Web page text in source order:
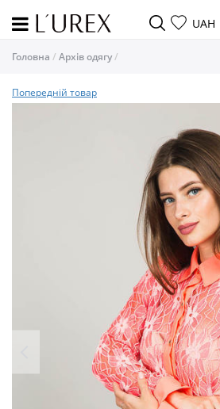
UAH
Головна Архів одягу
Попередній товар